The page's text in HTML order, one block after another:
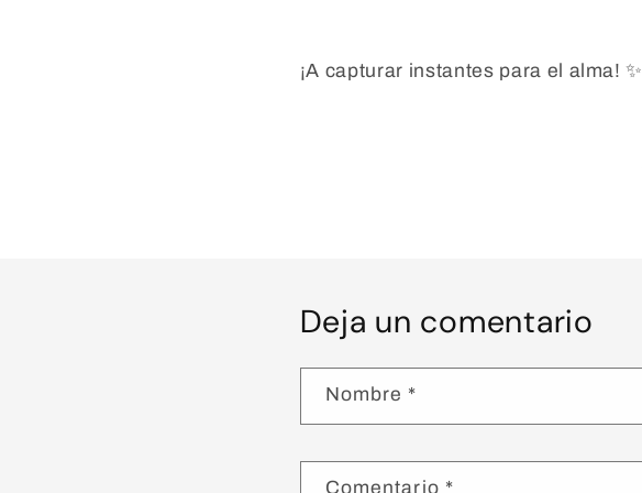
¡A capturar instantes para el alma! ✨
Deja un comentario
Nombre *
Comentario *